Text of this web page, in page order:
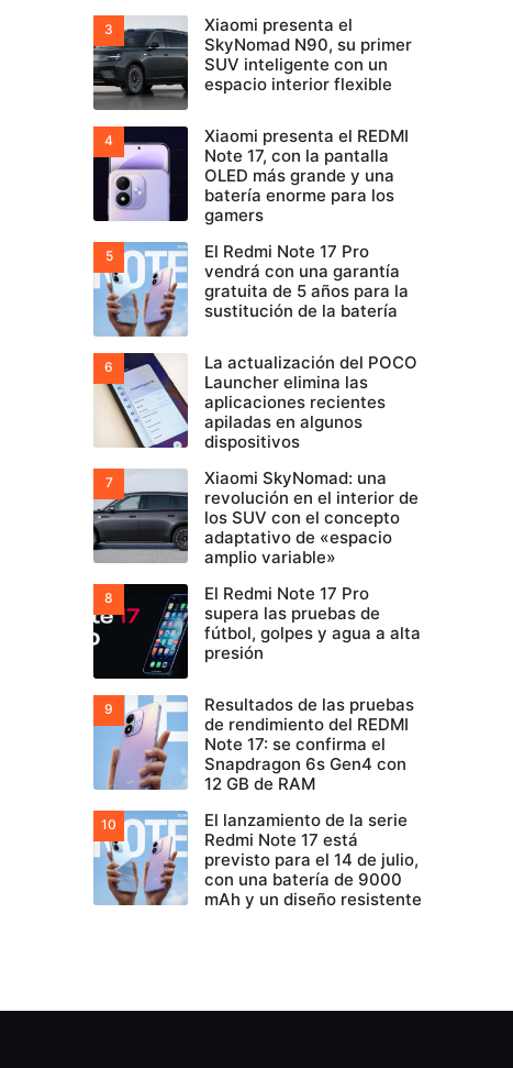
Xiaomi presenta el
SkyNomad N90, su primer
SUV inteligente con un
espacio interior flexible
Xiaomi presenta el REDMI
Note 17, con la pantalla
OLED más grande y una
batería enorme para los
gamers
El Redmi Note 17 Pro
vendrá con una garantía
gratuita de 5 años para la
sustitución de la batería
La actualización del POCO
Launcher elimina las
aplicaciones recientes
apiladas en algunos
dispositivos
Xiaomi SkyNomad: una
revolución en el interior de
los SUV con el concepto
adaptativo de «espacio
amplio variable»
El Redmi Note 17 Pro
supera las pruebas de
fútbol, golpes y agua a alta
presión
Resultados de las pruebas
de rendimiento del REDMI
Note 17: se confirma el
Snapdragon 6s Gen4 con
12 GB de RAM
El lanzamiento de la serie
Redmi Note 17 está
previsto para el 14 de julio,
con una batería de 9000
mAh y un diseño resistente